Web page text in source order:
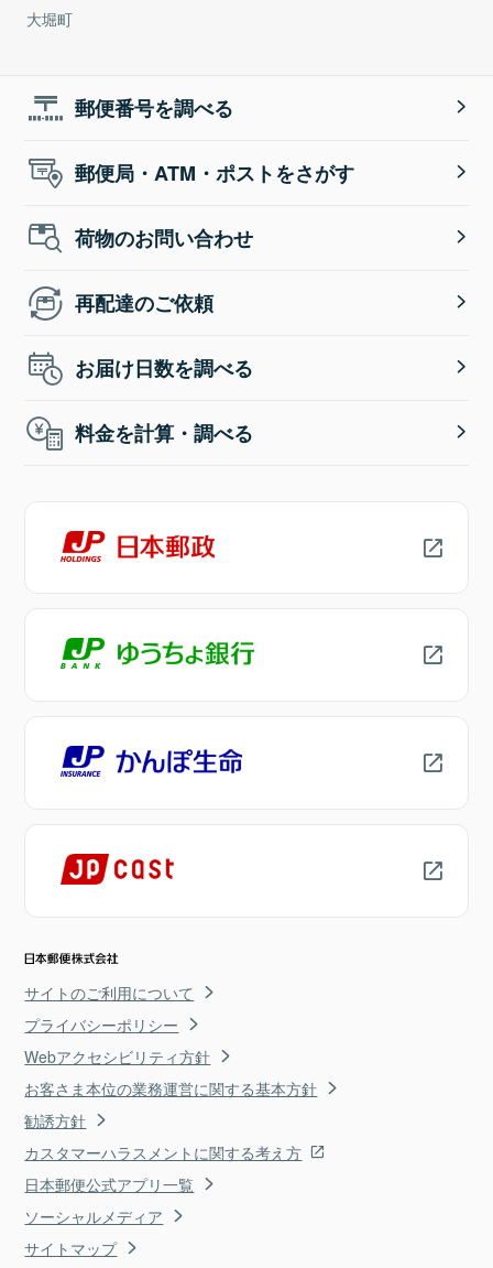
大堀町
郵便番号を調べる
郵便局・ATM・ポストをさがす
荷物のお問い合わせ
再配達のご依頼
お届け日数を調べる
料金を計算・調べる
サイトのご利用について
プライバシーポリシー
Webアクセシビリティ方針
お客さま本位の業務運営に関する基本方針
勧誘方針
カスタマーハラスメントに関する考え方
日本郵便公式アプリ一覧
ソーシャルメディア
サイトマップ